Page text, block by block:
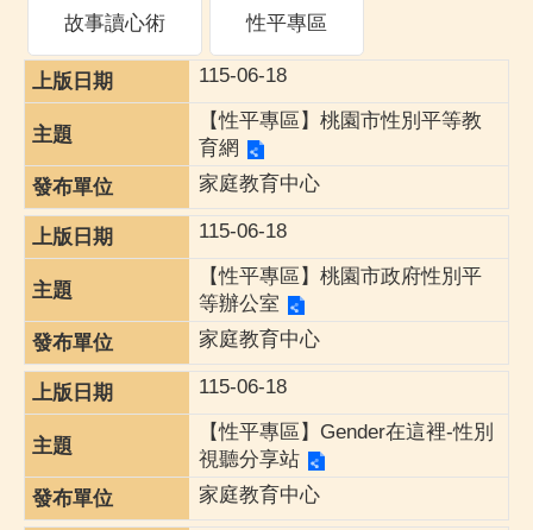
故事讀心術 性平專區
115-06-18
【性平專區】桃園市性別平等教
育網
家庭教育中心
115-06-18
【性平專區】桃園市政府性別平
等辦公室
家庭教育中心
115-06-18
【性平專區】Gender在這裡-性別
視聽分享站
家庭教育中心